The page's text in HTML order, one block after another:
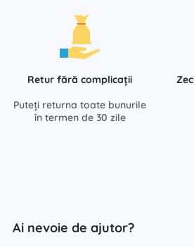
Retur fără complicații
Puteți returna toate bunurile
în termen de 30 zile
Ai nevoie de ajutor?